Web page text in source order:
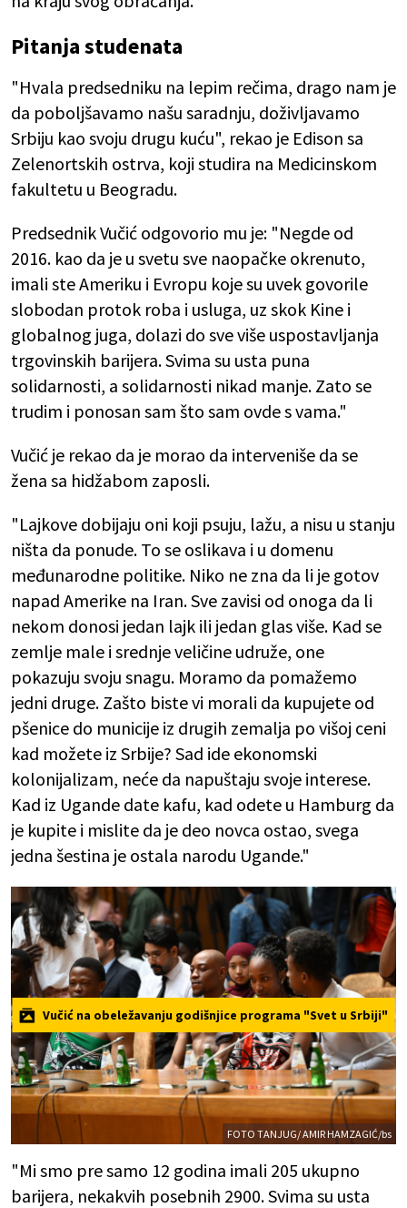
Pitanja studenata
"Hvala predsedniku na lepim rečima, drago nam je
da poboljšavamo našu saradnju, doživljavamo
Srbiju kao svoju drugu kuću", rekao je Edison sa
Zelenortskih ostrva, koji studira na Medicinskom
fakultetu u Beogradu.
Predsednik Vučić odgovorio mu je: "Negde od
2016. kao da je u svetu sve naopačke okrenuto,
imali ste Ameriku i Evropu koje su uvek govorile
slobodan protok roba i usluga, uz skok Kine i
globalnog juga, dolazi do sve više uspostavljanja
trgovinskih barijera. Svima su usta puna
solidarnosti, a solidarnosti nikad manje. Zato se
trudim i ponosan sam što sam ovde s vama."
Vučić je rekao da je morao da interveniše da se
žena sa hidžabom zaposli.
"Lajkove dobijaju oni koji psuju, lažu, a nisu u stanju
ništa da ponude. To se oslikava i u domenu
međunarodne politike. Niko ne zna da li je gotov
napad Amerike na Iran. Sve zavisi od onoga da li
nekom donosi jedan lajk ili jedan glas više. Kad se
zemlje male i srednje veličine udruže, one
pokazuju svoju snagu. Moramo da pomažemo
jedni druge. Zašto biste vi morali da kupujete od
pšenice do municije iz drugih zemalja po višoj ceni
kad možete iz Srbije? Sad ide ekonomski
kolonijalizam, neće da napuštaju svoje interese.
Kad iz Ugande date kafu, kad odete u Hamburg da
je kupite i mislite da je deo novca ostao, svega
jedna šestina je ostala narodu Ugande."
FOTO TANJUG/ AMIR HAMZAGIĆ/bs
Vučić na obeležavanju godišnjice programa "Svet u Srbiji"
"Mi smo pre samo 12 godina imali 205 ukupno
barijera, nekakvih posebnih 2900. Svima su usta